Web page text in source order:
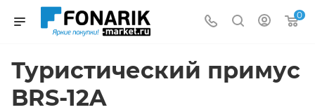
0
Туристический примус
BRS-12A